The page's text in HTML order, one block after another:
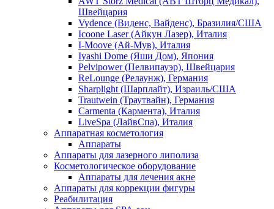
Швейцария
Vydence (Виденс, Вайденс), Бразилия/США
Icoone Laser (Айкун Лазер), Италия
I-Moove (Ай-Мув), Италия
Iyashi Dome (Яши Дом), Япония
Pelvipower (Пелвипауэр), Швейцария
ReLounge (Релаунж), Германия
Sharplight (Шарплайт), Израиль/США
Trautwein (Траутвайн), Германия
Carmenta (Кармента), Италия
LiveSpa (ЛайвСпа), Италия
Аппаратная косметология
Аппараты
Аппараты для лазерного липолиза
Косметологическое оборудование
Аппараты для лечения акне
Аппараты для коррекции фигуры
Реабилитация